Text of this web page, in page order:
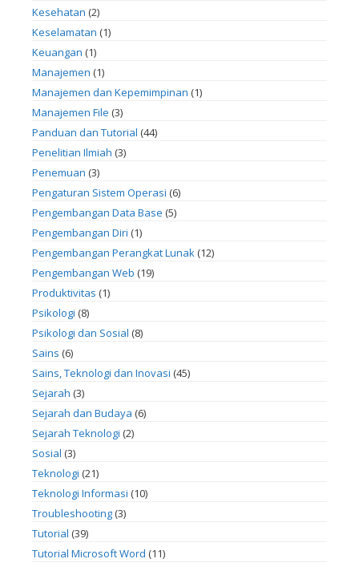
Kesehatan (2)
Keselamatan (1)
Keuangan (1)
Manajemen (1)
Manajemen dan Kepemimpinan (1)
Manajemen File (3)
Panduan dan Tutorial (44)
Penelitian Ilmiah (3)
Penemuan (3)
Pengaturan Sistem Operasi (6)
Pengembangan Data Base (5)
Pengembangan Diri (1)
Pengembangan Perangkat Lunak (12)
Pengembangan Web (19)
Produktivitas (1)
Psikologi (8)
Psikologi dan Sosial (8)
Sains (6)
Sains, Teknologi dan Inovasi (45)
Sejarah (3)
Sejarah dan Budaya (6)
Sejarah Teknologi (2)
Sosial (3)
Teknologi (21)
Teknologi Informasi (10)
Troubleshooting (3)
Tutorial (39)
Tutorial Microsoft Word (11)